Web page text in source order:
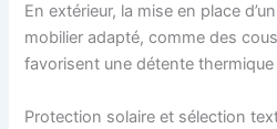
En extérieur, la mise en place
mobilier adapté, comme des
favorisent une détente
Protection solaire et sélection